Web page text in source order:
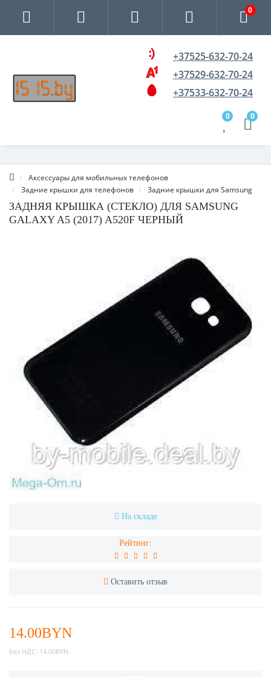
0
+37525-632-70-24
+37529-632-70-24
+37533-632-70-24
0 0
Аксессуары для мобильных телефонов
Задние крышки для телефонов
Задние крышки для Samsung
ЗАДНЯЯ КРЫШКА (СТЕКЛО) ДЛЯ SAMSUNG
GALAXY A5 (2017) A520F ЧЕРНЫЙ
На складе
Рейтинг:
Оставить отзыв
14.00BYN
Без НДС: 14.00BYN